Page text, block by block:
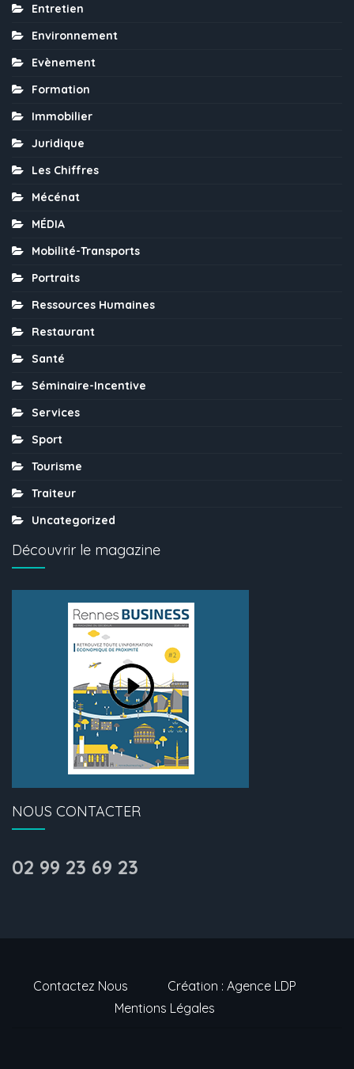
Entretien
Environnement
Evènement
Formation
Immobilier
Juridique
Les Chiffres
Mécénat
MÉDIA
Mobilité-Transports
Portraits
Ressources Humaines
Restaurant
Santé
Séminaire-Incentive
Services
Sport
Tourisme
Traiteur
Uncategorized
Découvrir le magazine
NOUS CONTACTER
02 99 23 69 23
Contactez Nous
Création : Agence LDP
Mentions Légales